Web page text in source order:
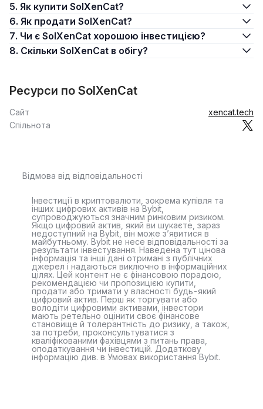
5. Як купити SolXenCat?
6. Як продати SolXenCat?
7. Чи є SolXenCat хорошою інвестицією?
8. Скільки SolXenCat в обігу?
Ресурси по SolXenCat
Сайт
xencat.tech
Спільнота
Відмова від відповідальності
Інвестиції в криптовалюти, зокрема купівля та
інших цифрових активів на Bybit,
супроводжуються значним ринковим ризиком.
Якщо цифровий актив, який ви шукаєте, зараз
недоступний на Bybit, він може з’явитися в
майбутньому. Bybit не несе відповідальності за
результати інвестування. Наведена тут цінова
інформація та інші дані отримані з публічних
джерел і надаються виключно в інформаційних
цілях. Цей контент не є фінансовою порадою,
рекомендацією чи пропозицією купити,
продати або тримати у власності будь-який
цифровий актив. Перш як торгувати або
володіти цифровими активами, інвестори
мають ретельно оцінити своє фінансове
становище й толерантність до ризику, а також,
за потреби, проконсультуватися з
кваліфікованими фахівцями з питань права,
оподаткування чи інвестицій. Додаткову
інформацію див. в Умовах використання Bybit.